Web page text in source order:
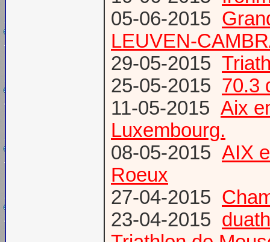
05-06-2015
LEUVEN-
29-05-2015
25-05-2015 70.3
11-05-2015 Aix
Luxembourg.
08-05-2015 AIX
Roeux
27-04-2015
23-04-2015